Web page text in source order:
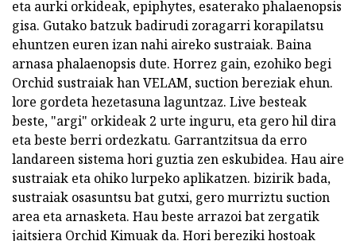
eta aurki orkideak, epiphytes, esaterako phalaenopsis
gisa. Gutako batzuk badirudi zoragarri korapilatsu
ehuntzen euren izan nahi aireko sustraiak. Baina
arnasa phalaenopsis dute. Horrez gain, ezohiko begi
Orchid sustraiak han VELAM, suction bereziak ehun.
lore gordeta hezetasuna laguntzaz. Live besteak
beste, "argi" orkideak 2 urte inguru, eta gero hil dira
eta beste berri ordezkatu. Garrantzitsua da erro
landareen sistema hori guztia zen eskubidea. Hau aire
sustraiak eta ohiko lurpeko aplikatzen. bizirik bada,
sustraiak osasuntsu bat gutxi, gero murriztu suction
area eta arnasketa. Hau beste arrazoi bat zergatik
jaitsiera Orchid Kimuak da. Hori bereziki hostoak